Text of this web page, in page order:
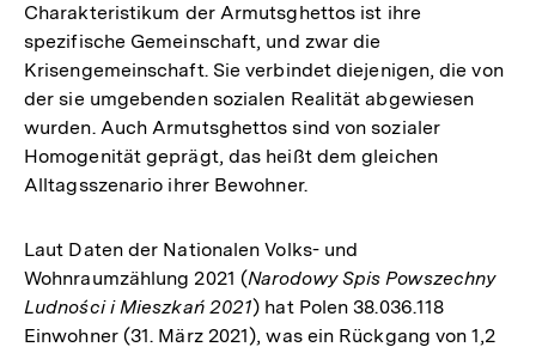
Charakteristikum der Armutsghettos ist ihre
spezifische Gemeinschaft, und zwar die
Krisengemeinschaft. Sie verbindet diejenigen, die von
der sie umgebenden sozialen Realität abgewiesen
wurden. Auch Armutsghettos sind von sozialer
Homogenität geprägt, das heißt dem gleichen
Alltagsszenario ihrer Bewohner.
Laut Daten der Nationalen Volks- und
Wohnraumzählung 2021 (Narodowy Spis Powszechny
Ludności i Mieszkań 2021) hat Polen 38.036.118
Einwohner (31. März 2021), was ein Rückgang von 1,2